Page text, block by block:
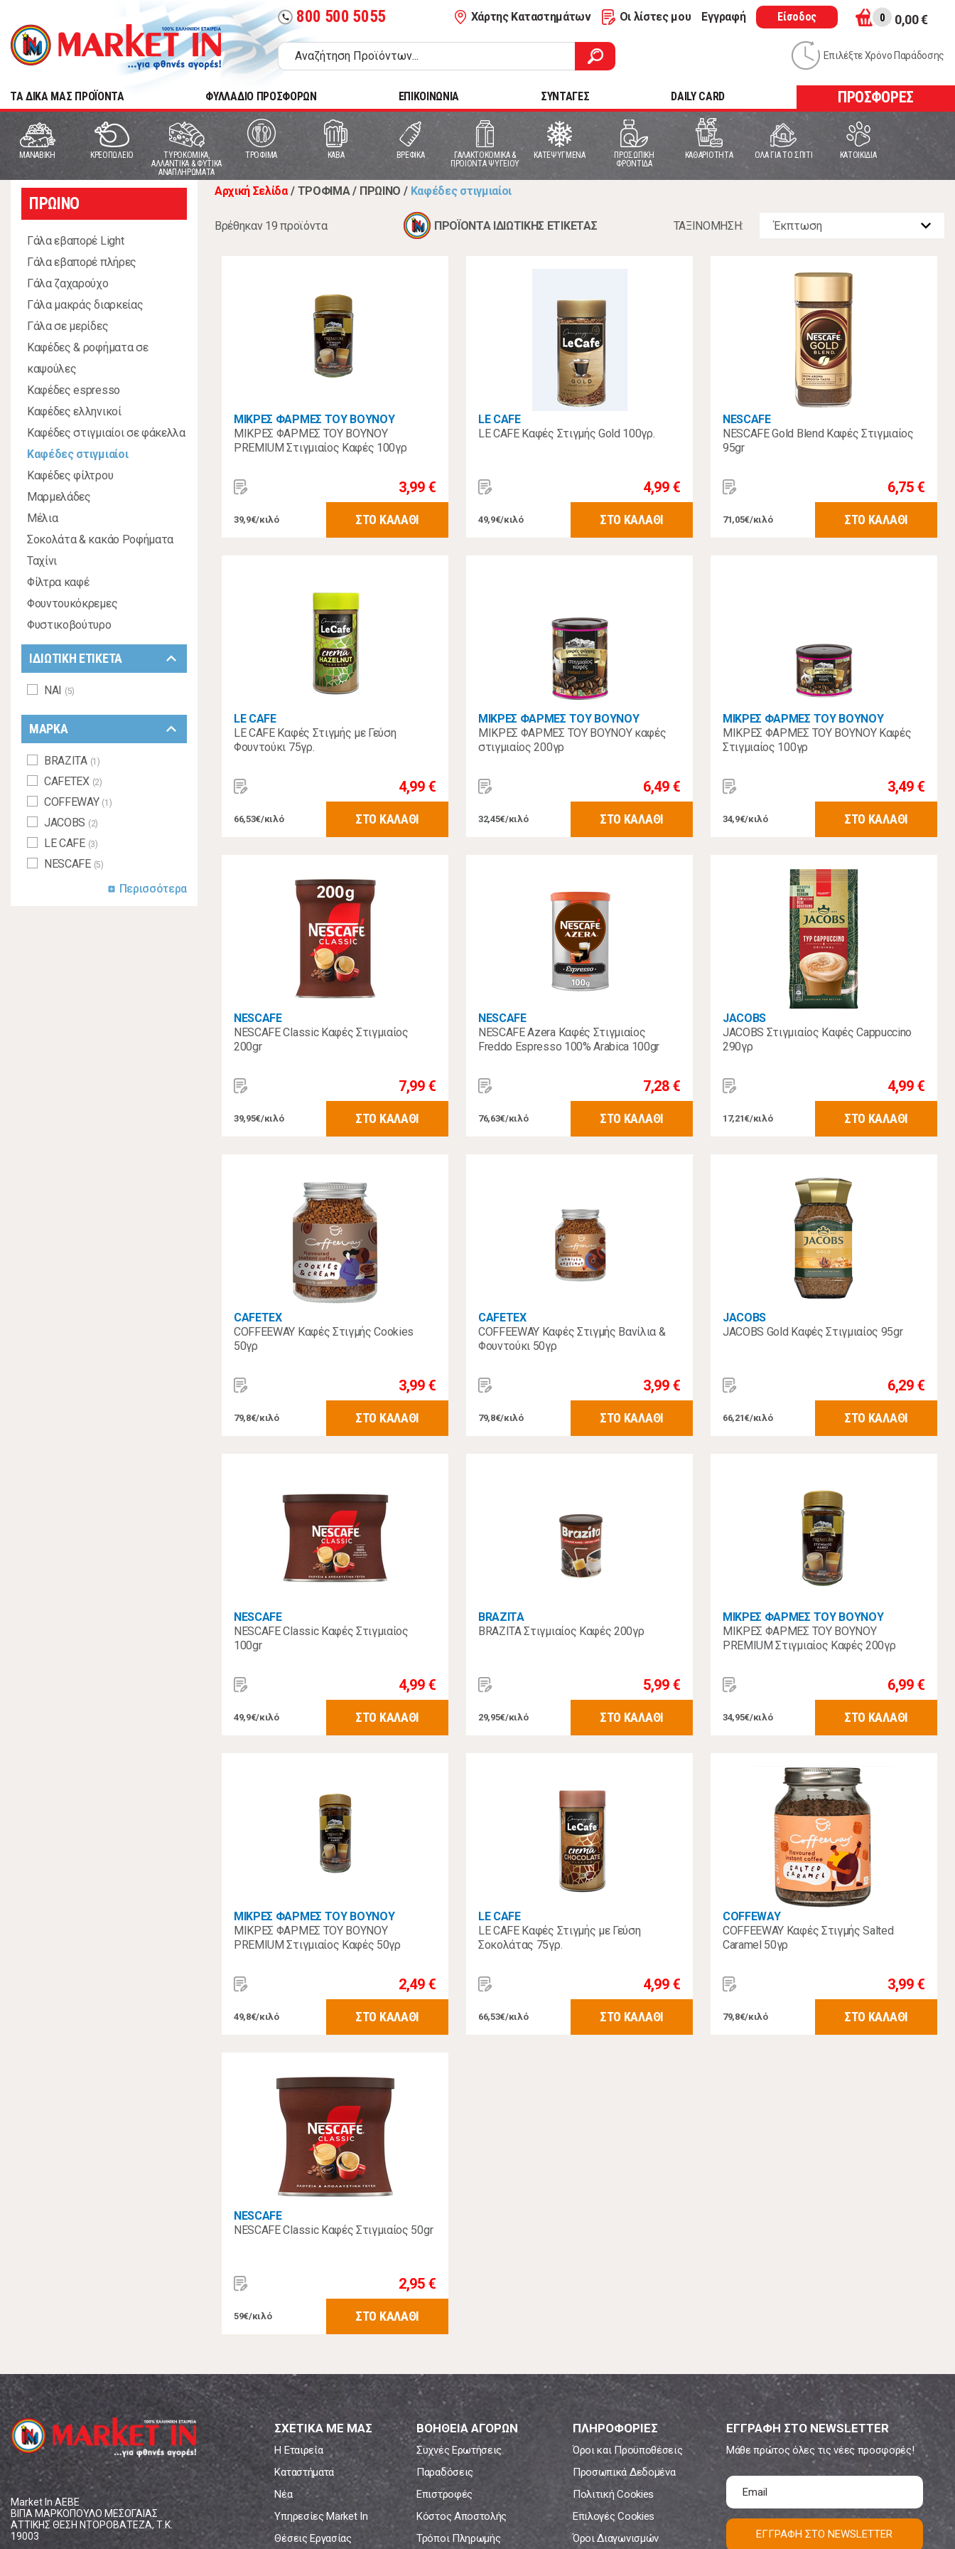
call 800 500 5055 Χάρτης Καταστημάτων Οι λίστες μου Εγγραφή Είσοδος 0 0,00 €
Επιλέξτε Χρόνο Παράδοσης
TA ΔΙΚΑ ΜΑΣ ΠΡΟΪΟΝΤΑ ΦΥΛΛΑΔΙΟ ΠΡΟΣΦΟΡΩΝ ΕΠΙΚΟΙΝΩΝΙΑ ΣΥΝΤΑΓΕΣ DAILY CARD ΠΡΟΣΦΟΡΕΣ
MANABIKH ΚΡΕΟΠΩΛΕΙΟ
ΤΥΡΟΚΟΜΙΚΑ,
ΑΛΛΑΝΤΙΚΑ & ΦΥΤΙΚΑ
ΑΝΑΠΛΗΡΩΜΑΤΑ
ΤΡΟΦΙΜΑ ΚΑΒΑ ΒΡΕΦΙΚΑ
ΓΑΛΑΚΤΟΚΟΜΙΚΑ &
ΠΡΟΙΟΝΤΑ ΨΥΓΕΙΟΥ
ΚΑΤΕΨΥΓΜΕΝΑ
ΠΡΟΣΩΠΙΚΗ
ΦΡΟΝΤΙΔΑ
ΚΑΘΑΡΙΟΤΗΤΑ ΟΛΑ ΓΙΑ ΤΟ ΣΠΙΤΙ ΚΑΤΟΙΚΙΔΙΑ
ΠΡΩΙΝΟ
Γάλα εβαπορέ Light
Γάλα εβαπορέ πλήρες
Γάλα ζαχαρούχο
Γάλα μακράς διαρκείας
Γάλα σε μερίδες
Καφέδες & ροφήματα σε
καψούλες
Καφέδες espresso
Καφέδες ελληνικοί
Καφέδες στιγμιαίοι σε φάκελλα
Καφέδες στιγμιαίοι
Καφέδες φίλτρου
Μαρμελάδες
Μέλια
Σοκολάτα & κακάο Ροφήματα
Ταχίνι
Φίλτρα καφέ
Φουντουκόκρεμες
Φυστικοβούτυρο
ΙΔΙΩΤΙΚΗ ΕΤΙΚΕΤΑ keyboard_arrow_down
ΝΑΙ (5)
ΜΑΡΚΑ keyboard_arrow_down
BRAZITA (1)
CAFETEX (2)
COFFEWAY (1)
JACOBS (2)
LE CAFE (3)
NESCAFE (5)
add_box Περισσότερα
Αρχική Σελίδα / ΤΡΟΦΙΜΑ / ΠΡΩΙΝΟ / Καφέδες στιγμιαίοι
Βρέθηκαν 19 προϊόντα ΠΡΟΪΟΝΤΑ ΙΔΙΩΤΙΚΗΣ ΕΤΙΚΕΤΑΣ ΤΑΞΙΝOΜΗΣΗ:
ΜΙΚΡΕΣ ΦΑΡΜΕΣ ΤΟΥ ΒΟΥΝΟΥ
ΜΙΚΡΕΣ ΦΑΡΜΕΣ ΤΟΥ ΒΟΥΝΟΥ
PREMIUM Στιγμιαίος Καφές 100γρ
3,99 €
39,9€/κιλό ΣΤΟ ΚΑΛΑΘΙ
LE CAFE
LE CAFE Καφές Στιγμής Gold 100γρ.
4,99 €
49,9€/κιλό ΣΤΟ ΚΑΛΑΘΙ
NESCAFE
NESCAFE Gold Blend Καφές Στιγμιαίος
95gr
6,75 €
71,05€/κιλό ΣΤΟ ΚΑΛΑΘΙ
LE CAFE
LE CAFE Καφές Στιγμής με Γεύση
Φουντούκι 75γρ.
4,99 €
66,53€/κιλό ΣΤΟ ΚΑΛΑΘΙ
ΜΙΚΡΕΣ ΦΑΡΜΕΣ ΤΟΥ ΒΟΥΝΟΥ
ΜΙΚΡΕΣ ΦΑΡΜΕΣ ΤΟΥ ΒΟΥΝΟΥ καφές
στιγμιαίος 200γρ
6,49 €
32,45€/κιλό ΣΤΟ ΚΑΛΑΘΙ
ΜΙΚΡΕΣ ΦΑΡΜΕΣ ΤΟΥ ΒΟΥΝΟΥ
ΜΙΚΡΕΣ ΦΑΡΜΕΣ ΤΟΥ ΒΟΥΝΟΥ Καφές
Στιγμιαίος 100γρ
3,49 €
34,9€/κιλό ΣΤΟ ΚΑΛΑΘΙ
NESCAFE
NESCAFE Classic Καφές Στιγμιαίος
200gr
7,99 €
39,95€/κιλό ΣΤΟ ΚΑΛΑΘΙ
NESCAFE
NESCAFE Azera Καφές Στιγμιαίος
Freddo Espresso 100% Arabica 100gr
7,28 €
76,63€/κιλό ΣΤΟ ΚΑΛΑΘΙ
JACOBS
JACOBS Στιγμιαίος Καφές Cappuccino
290γρ
4,99 €
17,21€/κιλό ΣΤΟ ΚΑΛΑΘΙ
CAFETEX
COFFEEWAY Καφές Στιγμής Cookies
50γρ
3,99 €
79,8€/κιλό ΣΤΟ ΚΑΛΑΘΙ
CAFETEX
COFFEEWAY Καφές Στιγμής Βανίλια &
Φουντούκι 50γρ
3,99 €
79,8€/κιλό ΣΤΟ ΚΑΛΑΘΙ
JACOBS
JACOBS Gold Καφές Στιγμιαίος 95gr
6,29 €
66,21€/κιλό ΣΤΟ ΚΑΛΑΘΙ
NESCAFE
NESCAFE Classic Καφές Στιγμιαίος
100gr
4,99 €
49,9€/κιλό ΣΤΟ ΚΑΛΑΘΙ
BRAZITA
BRAZITA Στιγμιαίος Καφές 200γρ
5,99 €
29,95€/κιλό ΣΤΟ ΚΑΛΑΘΙ
ΜΙΚΡΕΣ ΦΑΡΜΕΣ ΤΟΥ ΒΟΥΝΟΥ
ΜΙΚΡΕΣ ΦΑΡΜΕΣ ΤΟΥ ΒΟΥΝΟΥ
PREMIUM Στιγμιαίος Καφές 200γρ
6,99 €
34,95€/κιλό ΣΤΟ ΚΑΛΑΘΙ
ΜΙΚΡΕΣ ΦΑΡΜΕΣ ΤΟΥ ΒΟΥΝΟΥ
ΜΙΚΡΕΣ ΦΑΡΜΕΣ ΤΟΥ ΒΟΥΝΟΥ
PREMIUM Στιγμιαίος Καφές 50γρ
2,49 €
49,8€/κιλό ΣΤΟ ΚΑΛΑΘΙ
LE CAFE
LE CAFE Καφές Στιγμής με Γεύση
Σοκολάτας 75γρ.
4,99 €
66,53€/κιλό ΣΤΟ ΚΑΛΑΘΙ
COFFEWAY
COFFEEWAY Καφές Στιγμής Salted
Caramel 50γρ
3,99 €
79,8€/κιλό ΣΤΟ ΚΑΛΑΘΙ
NESCAFE
NESCAFE Classic Καφές Στιγμιαίος 50gr
2,95 €
59€/κιλό ΣΤΟ ΚΑΛΑΘΙ
Market In ΑΕΒΕ
ΒΙΠΑ ΜΑΡΚΟΠΟΥΛΟ ΜΕΣΟΓΑΙΑΣ
ΑΤΤΙΚΗΣ ΘΕΣΗ ΝΤΟΡΟΒΑΤΕΖΑ, Τ.Κ.
19003
ΣΧΕΤΙΚΑ ΜΕ ΜΑΣ
Η Εταιρεία
Καταστήματα
Νέα
Υπηρεσίες Market In
Θέσεις Εργασίας
ΒΟΗΘΕΙΑ ΑΓΟΡΩΝ
Συχνές Ερωτήσεις
Παραδόσεις
Επιστροφές
Κόστος Αποστολής
Τρόποι Πληρωμής
ΠΛΗΡΟΦΟΡΙΕΣ
Όροι και Προϋποθέσεις
Προσωπικά Δεδομένα
Πολιτική Cookies
Επιλογές Cookies
Όροι Διαγωνισμών
ΕΓΓΡΑΦΗ ΣΤΟ NEWSLETTER
Μάθε πρώτος όλες τις νέες προσφορές!
ΕΓΓΡΑΦΗ ΣΤΟ NEWSLETTER